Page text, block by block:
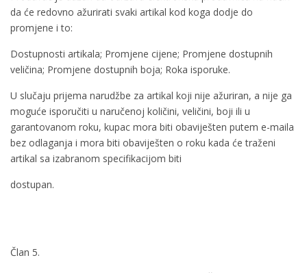
da će redovno ažurirati svaki artikal kod koga dodje do
promjene i to:
Dostupnosti artikala; Promjene cijene; Promjene dostupnih
veličina; Promjene dostupnih boja; Roka isporuke.
U slučaju prijema narudžbe za artikal koji nije ažuriran, a nije ga
moguće isporučiti u naručenoj količini, veličini, boji ili u
garantovanom roku, kupac mora biti obaviješten putem e-maila
bez odlaganja i mora biti obaviješten o roku kada će traženi
artikal sa izabranom specifikacijom biti
dostupan.
Član 5.